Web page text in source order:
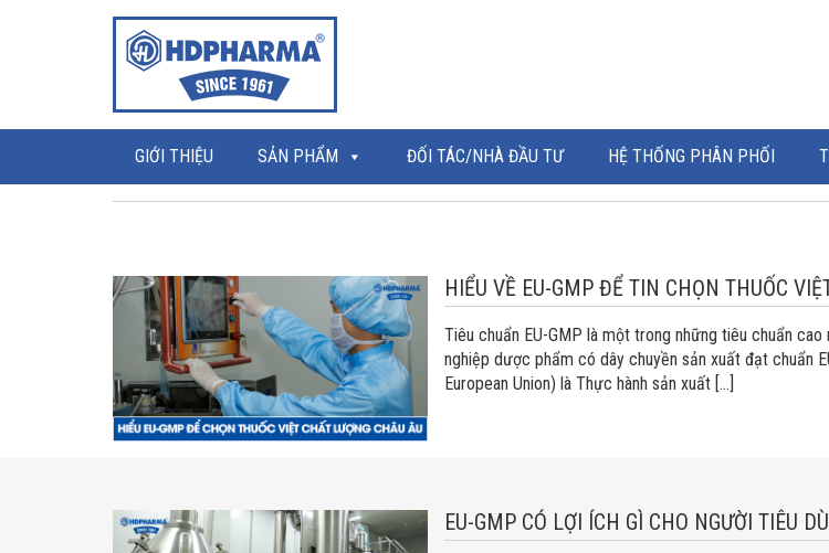
GIỚI THIỆU SẢN PHẨM ĐỐI TÁC/NHÀ ĐẦU TƯ HỆ THỐNG PHÂN PHỐI
HIỂU VỀ EU-GMP ĐỂ TIN CHỌN THUỐC
Tiêu chuẩn EU-GMP là một trong những tiêu chuẩn
nghiệp dược phẩm có dây chuyền sản xuất đạt chuẩn
European Union) là Thực hành sản xuất […]
EU-GMP CÓ LỢI ÍCH GÌ CHO NGƯỜI TIÊU